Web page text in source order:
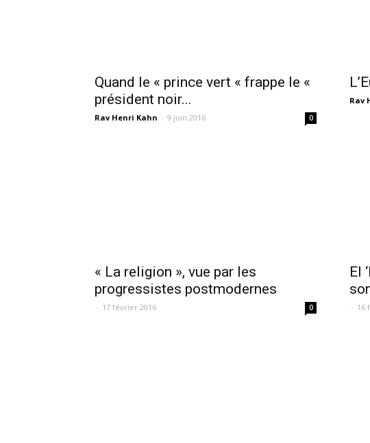
Quand le « prince vert « frappe le «
président noir...
Rav Henri Kahn - 9 juin 2016 0
Rav
« La religion », vue par les
progressistes postmodernes
- 17 février 2016 0
El
- 16